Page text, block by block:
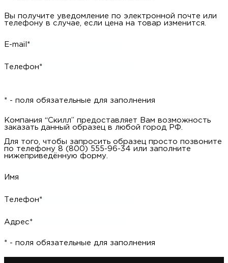
Вы получите уведомление по электронной почте или
телефону в случае, если цена на товар изменится.
E-mail*
Телефон*
* - поля обязательные для заполнения
Компания “Скилл” предоставляет Вам возможность
заказать данный образец в любой город РФ.
Для того, чтобы запросить образец просто позвоните
по телефону 8 (800) 555-96-34 или заполните
нижеприведённую форму.
Имя
Телефон*
Адрес*
* - поля обязательные для заполнения